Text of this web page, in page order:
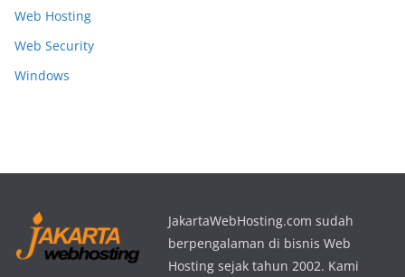
Web Hosting
Web Security
Windows
JakartaWebHosting.com sudah
berpengalaman di bisnis Web
Hosting sejak tahun 2002. Kami